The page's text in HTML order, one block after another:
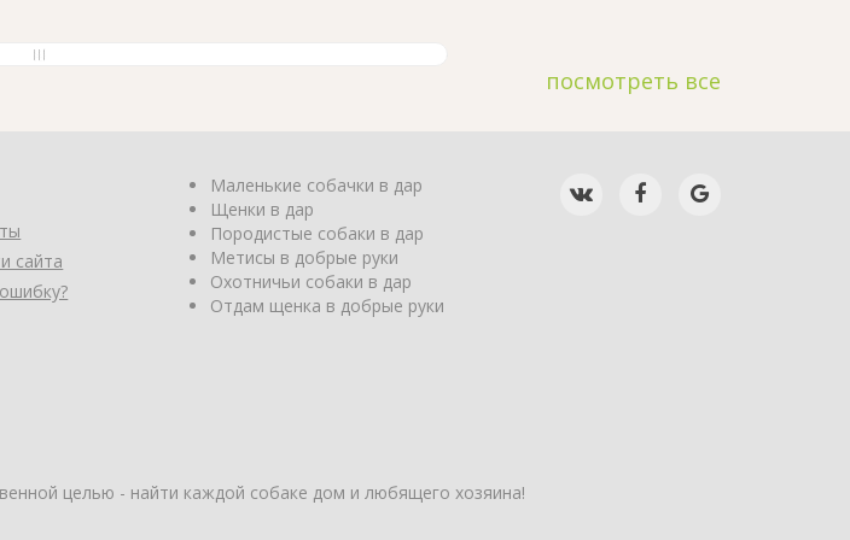
посмотреть все
сайта
Маленькие собачки в дар
Щенки в дар
Породистые собаки в дар
Метисы в добрые руки
Охотничьи собаки в дар
Отдам щенка в добрые руки
целью - найти каждой собаке дом и любящего хозяина!